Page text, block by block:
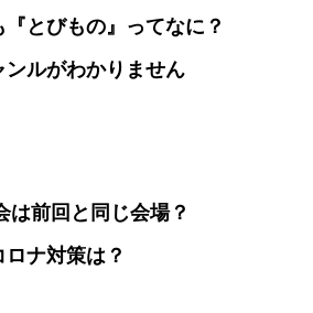
とびもの』ってなに？
ンルがわかりません
は前回と同じ会場？
ナ対策は？